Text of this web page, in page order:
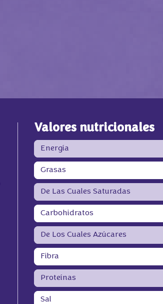
Valores nutricionales
Energía
Grasas
De Las Cuales Saturadas
Carbohidratos
De Los Cuales Azúcares
Fibra
Proteínas
Sal